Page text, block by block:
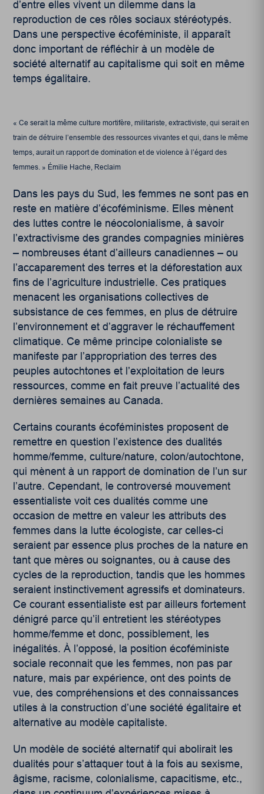
d’entre elles vivent un dilemme dans la
reproduction de ces rôles sociaux stéréotypés.
Dans une perspective écoféministe, il apparaît
donc important de réfléchir à un modèle de
société alternatif au capitalisme qui soit en même
temps égalitaire.
« Ce serait la même culture mortifère, militariste, extractiviste, qui serait en
train de détruire l’ensemble des ressources vivantes et qui, dans le même
temps, aurait un rapport de domination et de violence à l’égard des
femmes. » Émilie Hache, Reclaim
Dans les pays du Sud, les femmes ne sont pas en
reste en matière d’écoféminisme. Elles mènent
des luttes contre le néocolonialisme, à savoir
l’extractivisme des grandes compagnies minières
– nombreuses étant d’ailleurs canadiennes – ou
l’accaparement des terres et la déforestation aux
fins de l’agriculture industrielle. Ces pratiques
menacent les organisations collectives de
subsistance de ces femmes, en plus de détruire
l’environnement et d’aggraver le réchauffement
climatique. Ce même principe colonialiste se
manifeste par l’appropriation des terres des
peuples autochtones et l’exploitation de leurs
ressources, comme en fait preuve l’actualité des
dernières semaines au Canada.
Certains courants écoféministes proposent de
remettre en question l’existence des dualités
homme/femme, culture/nature, colon/autochtone,
qui mènent à un rapport de domination de l’un sur
l’autre. Cependant, le controversé mouvement
essentialiste voit ces dualités comme une
occasion de mettre en valeur les attributs des
femmes dans la lutte écologiste, car celles-ci
seraient par essence plus proches de la nature en
tant que mères ou soignantes, ou à cause des
cycles de la reproduction, tandis que les hommes
seraient instinctivement agressifs et dominateurs.
Ce courant essentialiste est par ailleurs fortement
dénigré parce qu’il entretient les stéréotypes
homme/femme et donc, possiblement, les
inégalités. À l’opposé, la position écoféministe
sociale reconnait que les femmes, non pas par
nature, mais par expérience, ont des points de
vue, des compréhensions et des connaissances
utiles à la construction d’une société égalitaire et
alternative au modèle capitaliste.
Un modèle de société alternatif qui abolirait les
dualités pour s’attaquer tout à la fois au sexisme,
âgisme, racisme, colonialisme, capacitisme, etc.,